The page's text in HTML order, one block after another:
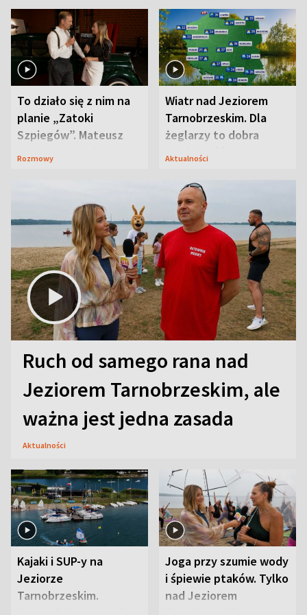
To działo się z nim na
planie „Zatoki
Szpiegów”. Mateusz
Janicki odsłonił
Rozmowy
Wiatr nad Jeziorem
Tarnobrzeskim. Dla
żeglarzy to dobra
wiadomość
Aktualności
Ruch od samego rana nad
Jeziorem Tarnobrzeskim, ale
ważna jest jedna zasada
Aktualności
Kajaki i SUP-y na
Jeziorze
Tarnobrzeskim.
Joga przy szumie wody
i śpiewie ptaków. Tylko
nad Jeziorem